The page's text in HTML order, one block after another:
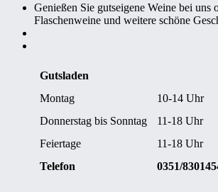
Genießen Sie gutseigene Weine bei uns
Flaschenweine und weitere schöne
Gutsladen
Montag
10-14 Uhr
Donnerstag bis Sonntag
11-18 Uhr
Feiertage
11-18 Uhr
Telefon
0351/